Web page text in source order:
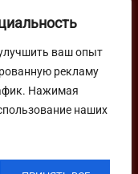
ваш опыт
рекламу
Нажимая
наших